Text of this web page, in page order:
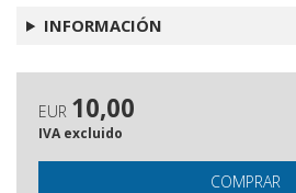
Testori : una conversazione con
Velasco Vitali
INFORMACIÓN
EUR 10,00
IVA excluido
COMPRAR